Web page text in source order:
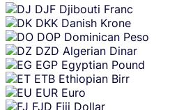
DJF Djibouti Franc
DKK Danish Krone
DOP Dominican Peso
DZD Algerian Dinar
EGP Egyptian Pound
ETB Ethiopian Birr
EUR Euro
FJD Fiji Dollar